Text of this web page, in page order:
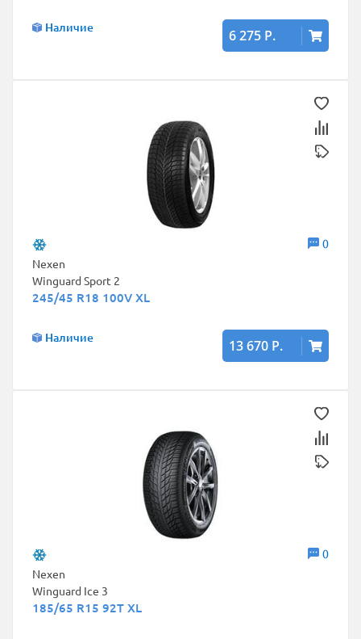
Наличие 6 275 Р.
0
Nexen
Winguard Sport 2
245/45 R18 100V XL
Наличие 13 670 Р.
0
Nexen
Winguard Ice 3
185/65 R15 92T XL